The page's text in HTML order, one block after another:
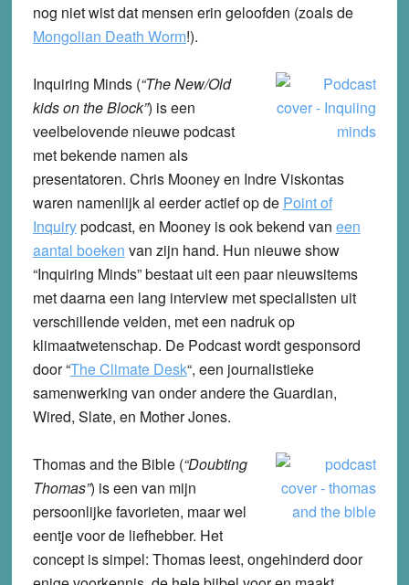
nog niet wist dat mensen erin geloofden (zoals de
Mongolian Death Worm!).
Inquiring Minds (“The New/Old
kids on the Block”) is een
veelbelovende nieuwe podcast
met bekende namen als
presentatoren. Chris Mooney en Indre Viskontas
waren namenlijk al eerder actief op de Point of
Inquirypodcast, en Mooney is ook bekend van een
aantal boeken van zijn hand. Hun nieuwe show
“Inquiring Minds” bestaat uit een paar nieuwsitems
met daarna een lang interview met specialisten uit
verschillende velden, met een nadruk op
klimaatwetenschap. De Podcast wordt gesponsord
door “The Climate Desk“, een journalistieke
samenwerking van onder andere the Guardian,
Wired, Slate, en Mother Jones.
Thomas and the Bible (“Doubting
Thomas”) is een van mijn
persoonlijke favorieten, maar wel
eentje voor de liefhebber. Het
concept is simpel: Thomas leest, ongehinderd door